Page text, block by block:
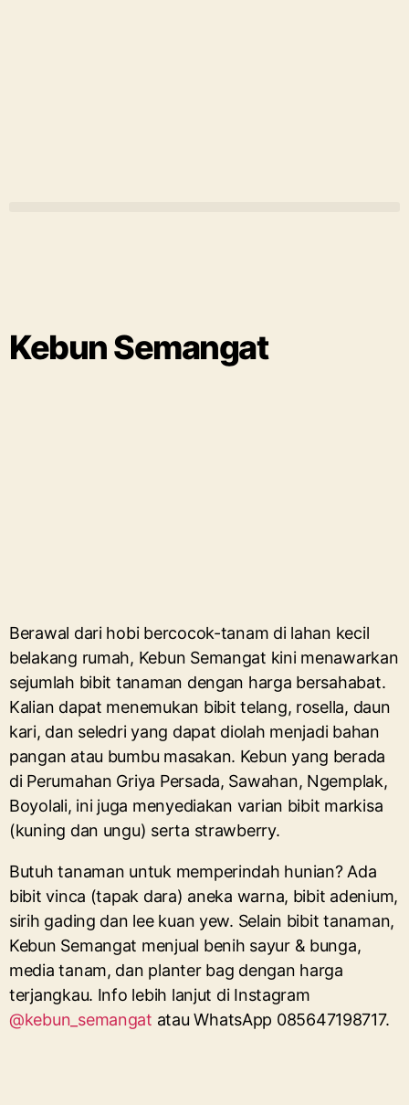
Kebun Semangat
Berawal dari hobi bercocok-tanam di lahan kecil
belakang rumah, Kebun Semangat kini menawarkan
sejumlah bibit tanaman dengan harga bersahabat.
Kalian dapat menemukan bibit telang, rosella, daun
kari, dan seledri yang dapat diolah menjadi bahan
pangan atau bumbu masakan. Kebun yang berada
di Perumahan Griya Persada, Sawahan, Ngemplak,
Boyolali, ini juga menyediakan varian bibit markisa
(kuning dan ungu) serta strawberry.
Butuh tanaman untuk memperindah hunian? Ada
bibit vinca (tapak dara) aneka warna, bibit adenium,
sirih gading dan lee kuan yew. Selain bibit tanaman,
Kebun Semangat menjual benih sayur & bunga,
media tanam, dan planter bag dengan harga
terjangkau. Info lebih lanjut di Instagram
@kebun_semangat atau WhatsApp 085647198717.